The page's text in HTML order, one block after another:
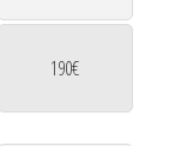
190€